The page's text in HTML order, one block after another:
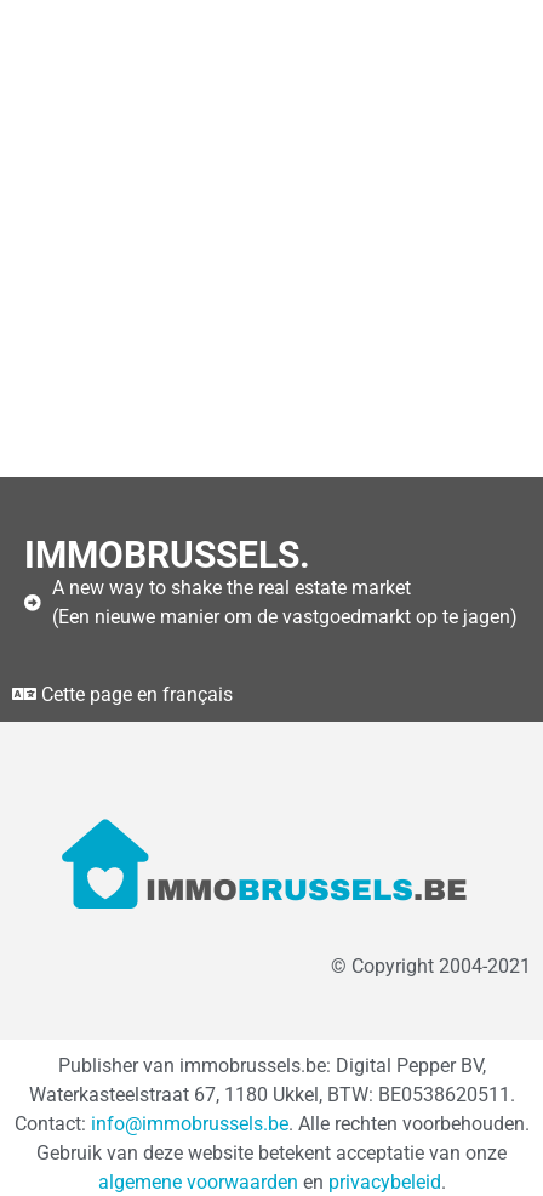
IMMOBRUSSELS.
A new way to shake the real estate market
(Een nieuwe manier om de vastgoedmarkt op te jagen)
Cette page en français
© Copyright 2004-2021
Publisher van immobrussels.be: Digital Pepper BV,
Waterkasteelstraat 67, 1180 Ukkel, BTW: BE0538620511.
Contact: info@immobrussels.be. Alle rechten voorbehouden.
Gebruik van deze website betekent acceptatie van onze
algemene voorwaarden en privacybeleid.